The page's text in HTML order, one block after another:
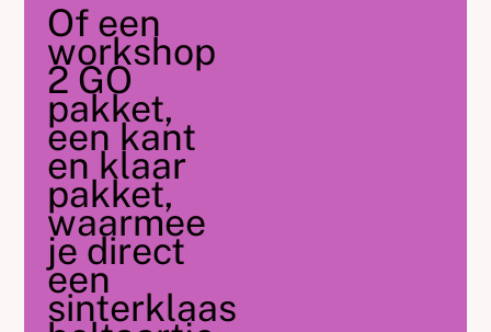
Of een
workshop
2 GO
pakket,
een kant
en klaar
pakket,
waarmee
je direct
een
sinterklaas